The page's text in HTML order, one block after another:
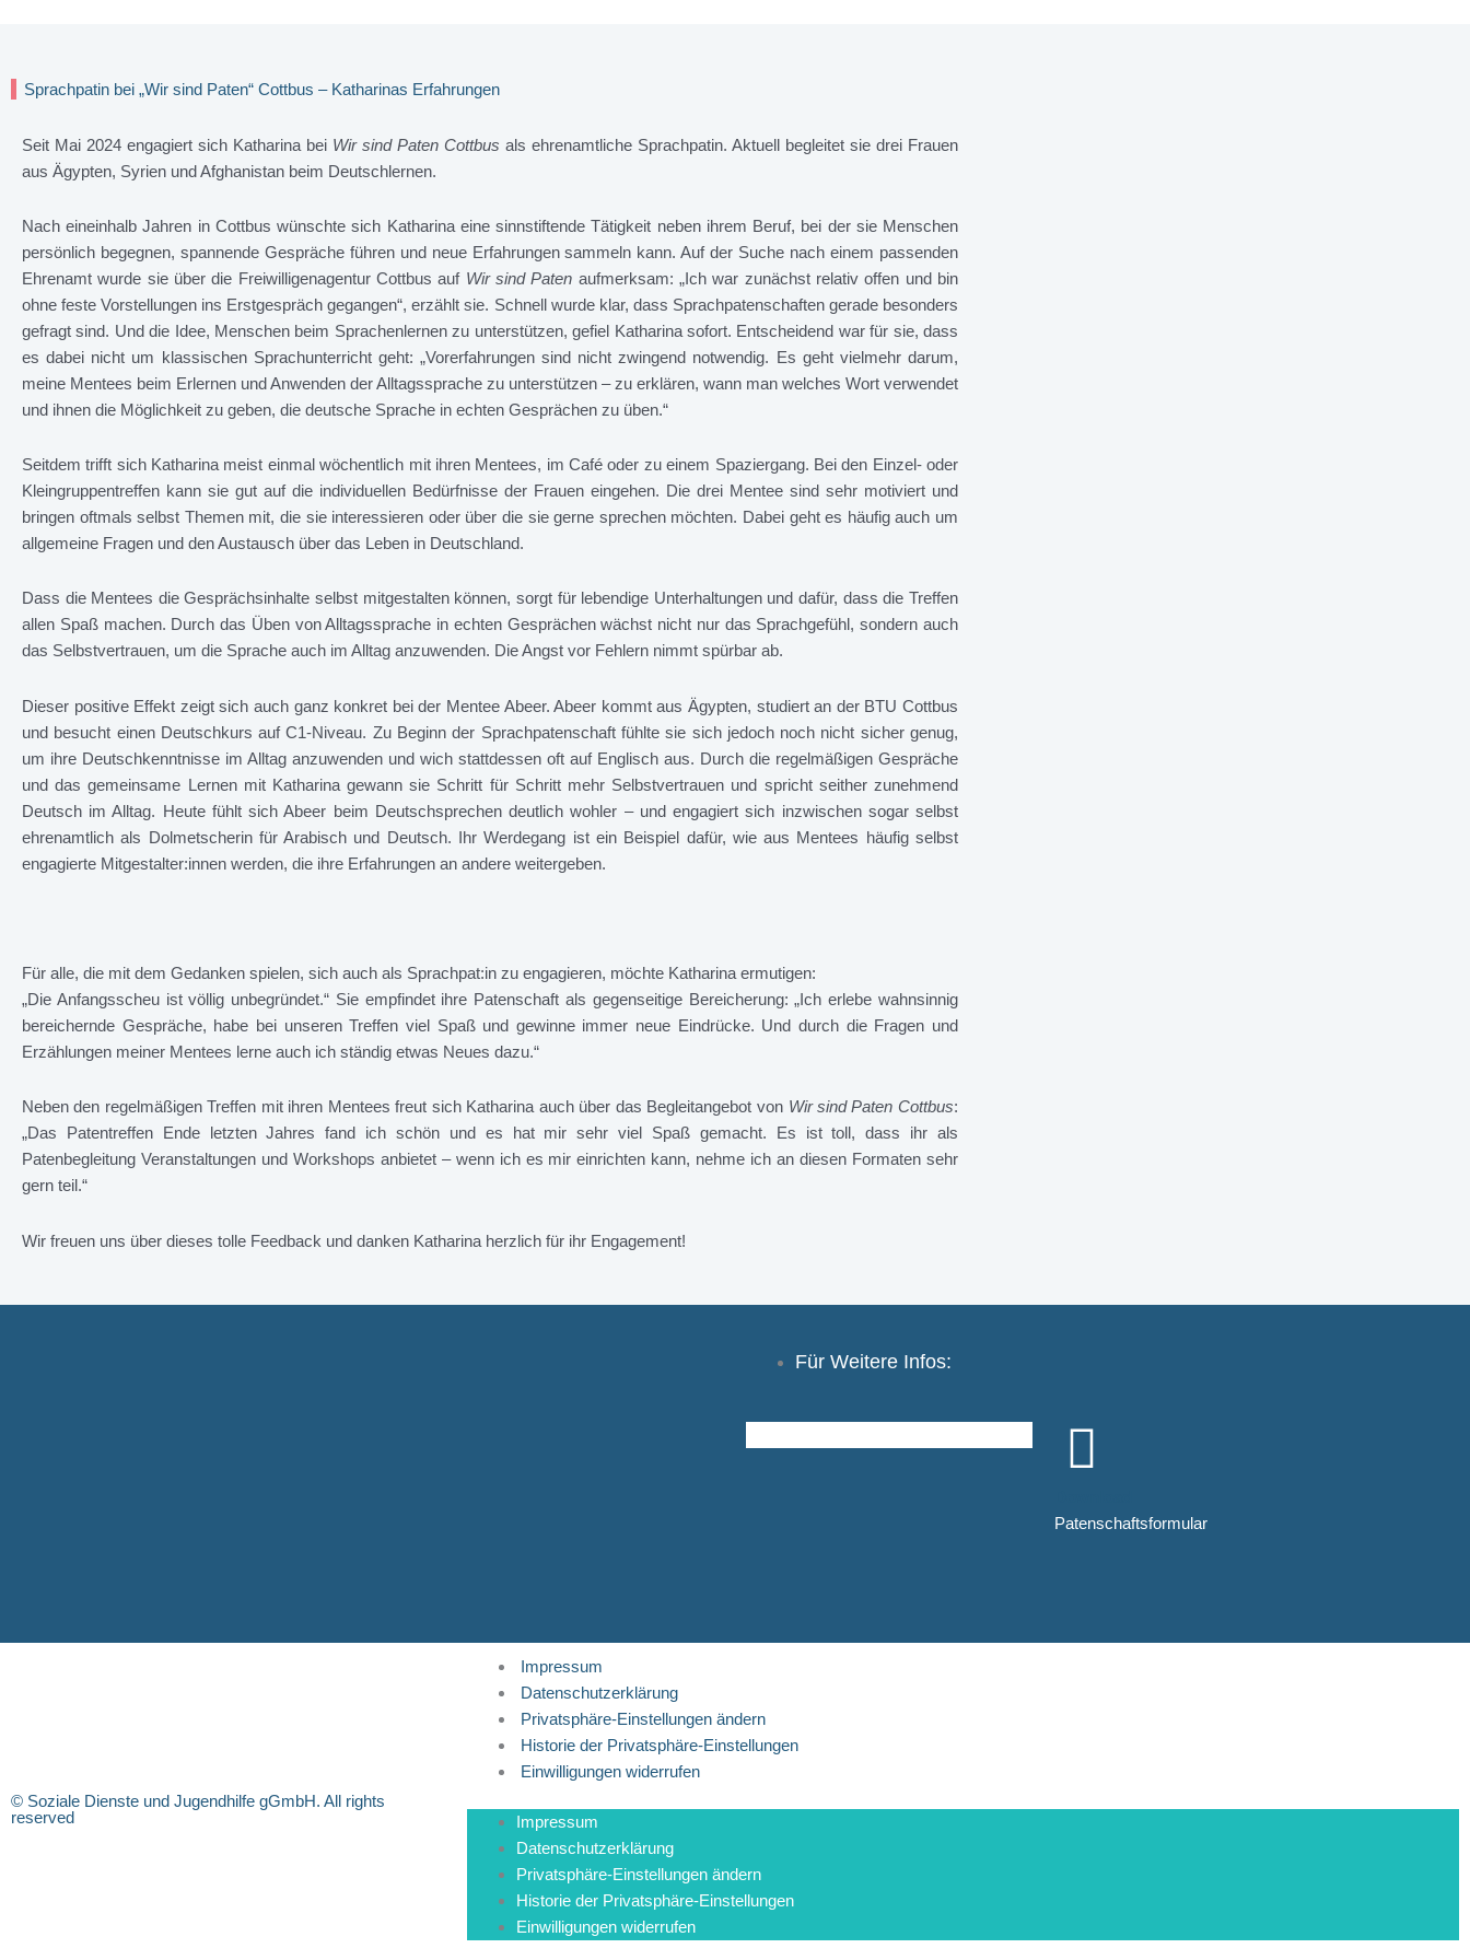
Sprachpatin bei „Wir sind Paten“ Cottbus – Katharinas Erfahrungen
Seit Mai 2024 engagiert sich Katharina bei Wir sind Paten Cottbus als ehrenamtliche Sprachpatin. Aktuell begleitet sie drei Frauen
aus Ägypten, Syrien und Afghanistan beim Deutschlernen.
Nach eineinhalb Jahren in Cottbus wünschte sich Katharina eine sinnstiftende Tätigkeit neben ihrem Beruf, bei der sie Menschen
persönlich begegnen, spannende Gespräche führen und neue Erfahrungen sammeln kann. Auf der Suche nach einem passenden
Ehrenamt wurde sie über die Freiwilligenagentur Cottbus auf Wir sind Paten aufmerksam: „Ich war zunächst relativ offen und bin
ohne feste Vorstellungen ins Erstgespräch gegangen“, erzählt sie. Schnell wurde klar, dass Sprachpatenschaften gerade besonders
gefragt sind. Und die Idee, Menschen beim Sprachenlernen zu unterstützen, gefiel Katharina sofort. Entscheidend war für sie, dass
es dabei nicht um klassischen Sprachunterricht geht: „Vorerfahrungen sind nicht zwingend notwendig. Es geht vielmehr darum,
meine Mentees beim Erlernen und Anwenden der Alltagssprache zu unterstützen – zu erklären, wann man welches Wort verwendet
und ihnen die Möglichkeit zu geben, die deutsche Sprache in echten Gesprächen zu üben.“
Seitdem trifft sich Katharina meist einmal wöchentlich mit ihren Mentees, im Café oder zu einem Spaziergang. Bei den Einzel- oder
Kleingruppentreffen kann sie gut auf die individuellen Bedürfnisse der Frauen eingehen. Die drei Mentee sind sehr motiviert und
bringen oftmals selbst Themen mit, die sie interessieren oder über die sie gerne sprechen möchten. Dabei geht es häufig auch um
allgemeine Fragen und den Austausch über das Leben in Deutschland.
Dass die Mentees die Gesprächsinhalte selbst mitgestalten können, sorgt für lebendige Unterhaltungen und dafür, dass die Treffen
allen Spaß machen. Durch das Üben von Alltagssprache in echten Gesprächen wächst nicht nur das Sprachgefühl, sondern auch
das Selbstvertrauen, um die Sprache auch im Alltag anzuwenden. Die Angst vor Fehlern nimmt spürbar ab.
Dieser positive Effekt zeigt sich auch ganz konkret bei der Mentee Abeer. Abeer kommt aus Ägypten, studiert an der BTU Cottbus
und besucht einen Deutschkurs auf C1-Niveau. Zu Beginn der Sprachpatenschaft fühlte sie sich jedoch noch nicht sicher genug,
um ihre Deutschkenntnisse im Alltag anzuwenden und wich stattdessen oft auf Englisch aus. Durch die regelmäßigen Gespräche
und das gemeinsame Lernen mit Katharina gewann sie Schritt für Schritt mehr Selbstvertrauen und spricht seither zunehmend
Deutsch im Alltag. Heute fühlt sich Abeer beim Deutschsprechen deutlich wohler – und engagiert sich inzwischen sogar selbst
ehrenamtlich als Dolmetscherin für Arabisch und Deutsch. Ihr Werdegang ist ein Beispiel dafür, wie aus Mentees häufig selbst
engagierte Mitgestalter:innen werden, die ihre Erfahrungen an andere weitergeben.
Für alle, die mit dem Gedanken spielen, sich auch als Sprachpat:in zu engagieren, möchte Katharina ermutigen:
„Die Anfangsscheu ist völlig unbegründet.“ Sie empfindet ihre Patenschaft als gegenseitige Bereicherung: „Ich erlebe wahnsinnig
bereichernde Gespräche, habe bei unseren Treffen viel Spaß und gewinne immer neue Eindrücke. Und durch die Fragen und
Erzählungen meiner Mentees lerne auch ich ständig etwas Neues dazu.“
Neben den regelmäßigen Treffen mit ihren Mentees freut sich Katharina auch über das Begleitangebot von Wir sind Paten Cottbus:
„Das Patentreffen Ende letzten Jahres fand ich schön und es hat mir sehr viel Spaß gemacht. Es ist toll, dass ihr als
Patenbegleitung Veranstaltungen und Workshops anbietet – wenn ich es mir einrichten kann, nehme ich an diesen Formaten sehr
gern teil.“
Wir freuen uns über dieses tolle Feedback und danken Katharina herzlich für ihr Engagement!
Für Weitere Infos:
Patenschaftsformular
© Soziale Dienste und Jugendhilfe gGmbH. All rights
reserved
Impressum
Datenschutzerklärung
Privatsphäre-Einstellungen ändern
Historie der Privatsphäre-Einstellungen
Einwilligungen widerrufen
Impressum
Datenschutzerklärung
Privatsphäre-Einstellungen ändern
Historie der Privatsphäre-Einstellungen
Einwilligungen widerrufen